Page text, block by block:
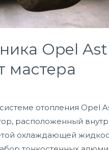
Opel
мастера
отопления Opel
расположенный
охлаждающей